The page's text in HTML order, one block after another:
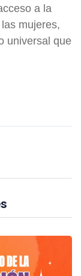
a la
mujeres,
universal que